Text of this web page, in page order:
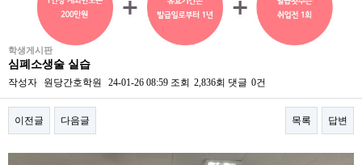
학생게시판
심폐소생술 실습
작성자 원당간호학원 24-01-26 08:59 조회 2,836회 댓글 0건
이전글 다음글 목록 답변